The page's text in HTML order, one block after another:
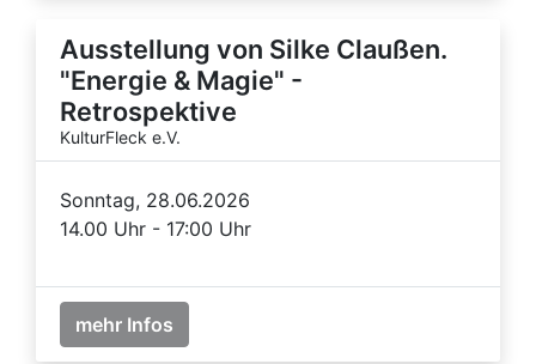
Ausstellung von Silke Claußen.
"Energie & Magie" -
Retrospektive
KulturFleck e.V.
Sonntag, 28.06.2026
14.00 Uhr - 17:00 Uhr
mehr Infos